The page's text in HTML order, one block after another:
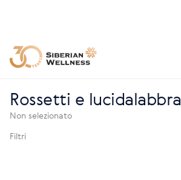
Rossetti e lucidalabbra
Non selezionato
Filtri